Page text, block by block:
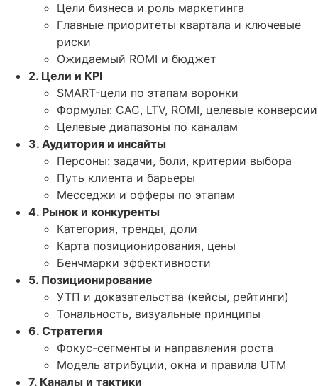
Цели бизнеса и роль маркетинга
Главные приоритеты квартала и ключевые
риски
Ожидаемый ROMI и бюджет
2. Цели и KPI
SMART-цели по этапам воронки
Формулы: CAC, LTV, ROMI, целевые конверсии
Целевые диапазоны по каналам
3. Аудитория и инсайты
Персоны: задачи, боли, критерии выбора
Путь клиента и барьеры
Месседжи и офферы по этапам
4. Рынок и конкуренты
Категория, тренды, доли
Карта позиционирования, цены
Бенчмарки эффективности
5. Позиционирование
УТП и доказательства (кейсы, рейтинги)
Тональность, визуальные принципы
6. Стратегия
Фокус-сегменты и направления роста
Модель атрибуции, окна и правила UTM
7. Каналы и тактики